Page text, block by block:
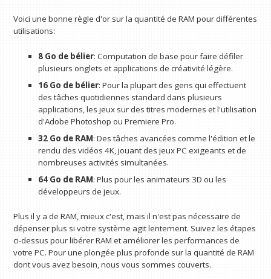
Voici une bonne règle d'or sur la quantité de RAM pour différentes
utilisations:
8 Go de bélier: Computation de base pour faire défiler
plusieurs onglets et applications de créativité légère.
16 Go de bélier: Pour la plupart des gens qui effectuent
des tâches quotidiennes standard dans plusieurs
applications, les jeux sur des titres modernes et l'utilisation
d'Adobe Photoshop ou Premiere Pro.
32 Go de RAM: Des tâches avancées comme l'édition et le
rendu des vidéos 4K, jouant des jeux PC exigeants et de
nombreuses activités simultanées.
64 Go de RAM: Plus pour les animateurs 3D ou les
développeurs de jeux.
Plus il y a de RAM, mieux c'est, mais il n'est pas nécessaire de
dépenser plus si votre système agit lentement. Suivez les étapes
ci-dessus pour libérer RAM et améliorer les performances de
votre PC. Pour une plongée plus profonde sur la quantité de RAM
dont vous avez besoin, nous vous sommes couverts.